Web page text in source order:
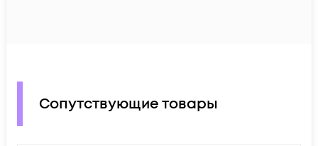
Сопутствующие товары